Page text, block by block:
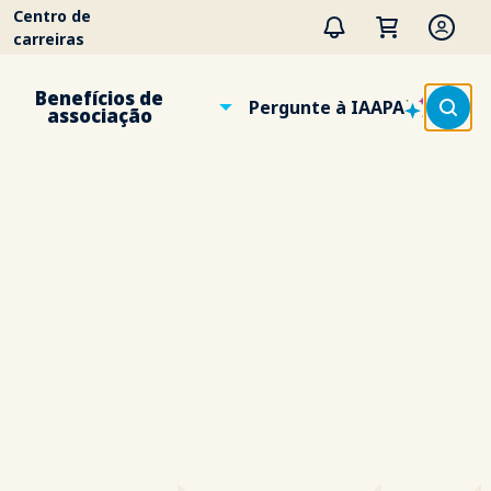
Centro de
carreiras
Benefícios de
associação Pergunte à IAAPA